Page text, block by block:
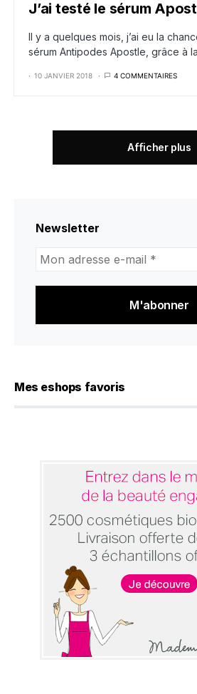
J’ai testé le sérum
Il y a quelques mois, j’ai eu la
sérum Antipodes Apostle, grâce à
10 JANVIER 2018 4 COMMENTAIRES
Afficher plus
Newsletter
adresse
mail
Mes eshops favoris